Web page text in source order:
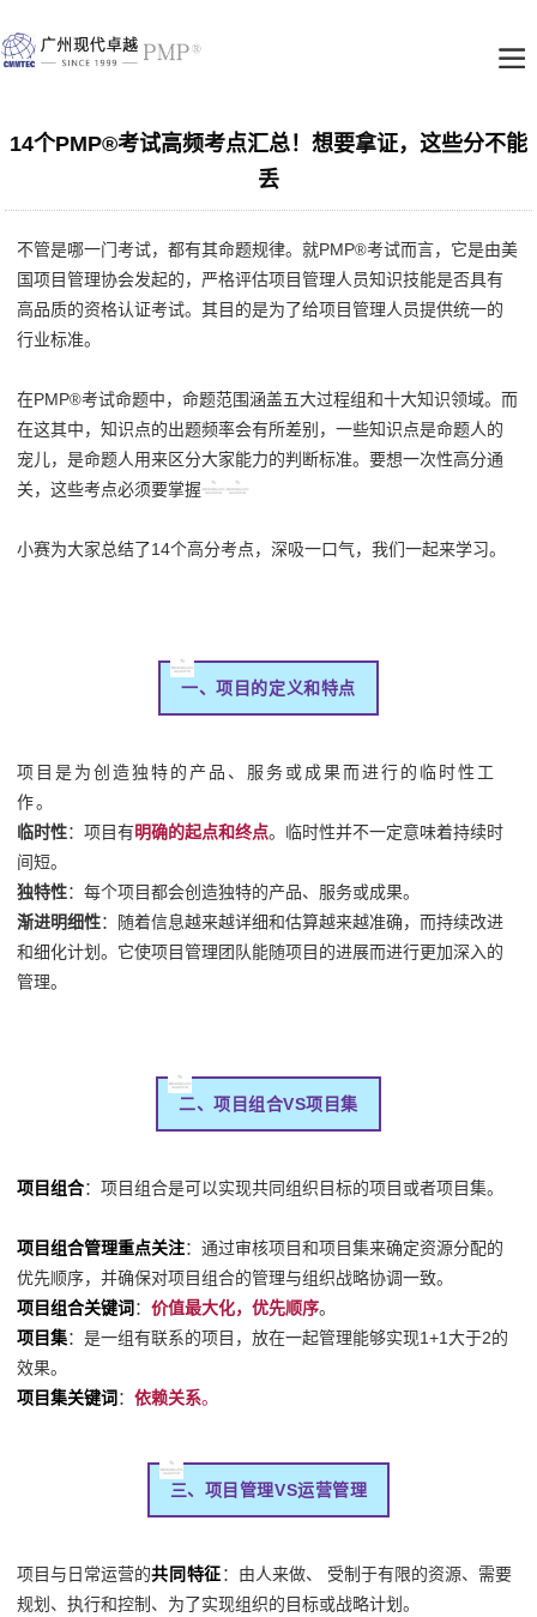
14个PMP®考试高频考点汇总！想要拿证，这些分不能
丢
不管是哪一门考试，都有其命题规律。就PMP®考试而言，它是由美
国项目管理协会发起的，严格评估项目管理人员知识技能是否具有
高品质的资格认证考试。其目的是为了给项目管理人员提供统一的
行业标准。
在PMP®考试命题中，命题范围涵盖五大过程组和十大知识领域。而
在这其中，知识点的出题频率会有所差别，一些知识点是命题人的
宠儿，是命题人用来区分大家能力的判断标准。要想一次性高分通
关，这些考点必须要掌握
小赛为大家总结了14个高分考点，深吸一口气，我们一起来学习。
一、项目的定义和特点
项目是为创造独特的产品、服务或成果而进行的临时性工
作。
临时性：项目有明确的起点和终点。临时性并不一定意味着持续时
间短。
独特性：每个项目都会创造独特的产品、服务或成果。
渐进明细性： 随着信息越来越详细和估算越来越准确，而持续改进
和细化计划。它使项目管理团队能随项目的进展而进行更加深入的
管理。
二、项目组合VS项目集
项目组合：项目组合是可以实现共同组织目标的项目或者项目集。
项目组合管理重点关注：通过审核项目和项目集来确定资源分配的
优先顺序，并确保对项目组合的管理与组织战略协调一致。
项目组合关键词 ：价值最大化，优先顺序。
项目集：是一组有联系的项目，放在一起管理能够实现1+1大于2的
效果。
项目集关键词 ：依赖关系。
三、项目管理VS运营管理
项目与日常运营的共同特征：由人来做、 受制于有限的资源、需要
规划、执行和控制、为了实现组织的目标或战略计划。